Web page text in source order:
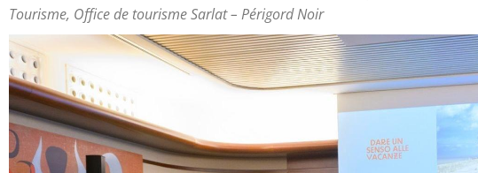
Tourisme, Office de tourisme Sarlat – Périgord Noir